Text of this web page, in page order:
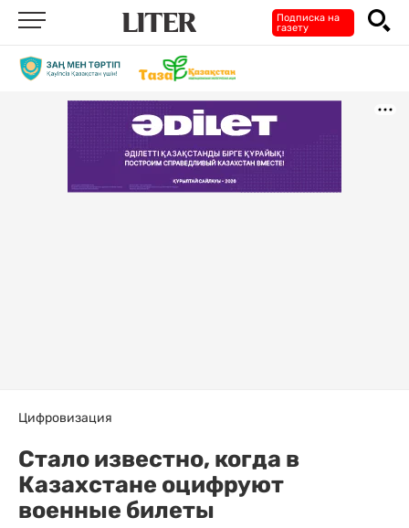
Подписка на
газету
Цифровизация
Стало известно, когда в
Казахстане оцифруют
военные билеты